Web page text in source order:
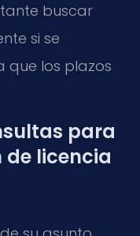
buscar
si se
que los plazos
para
de licencia